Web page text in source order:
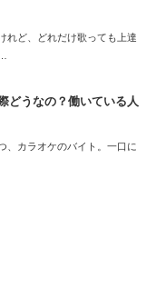
れど、どれだけ歌っても上達
どうなの？働いている人
、カラオケのバイト。一口に